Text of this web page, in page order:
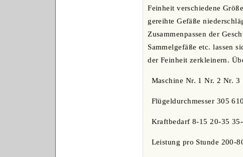
Feinheit verschiedene
gereihte Gefäße
Zusammenpassen der
Sammelgefäße etc. lassen
der Feinheit zerkleinern.
Maschine Nr. 1 Nr. 2 Nr. 3
Flügeldurchmesser 305
Kraftbedarf 8-15 20-35
Leistung pro Stunde 200-